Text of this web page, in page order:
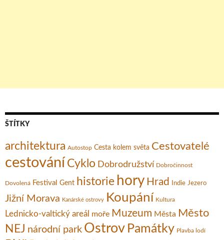
ŠTÍTKY
architektura Autostop Cesta kolem světa Cestovatelé
cestování Cyklo Dobrodružství Dobročinnost
Dovolená Festival Gent historie hory Hrad Indie Jezero
Jižní Morava Kanárské ostrovy Koupání Kultura
Lednicko-valtický areál moře Muzeum Města Město
NEJ národní park Ostrov Památky Plavba lodí